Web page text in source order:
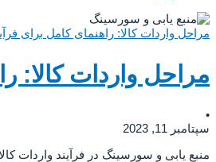
مراحل واردات کالا: راهنمای کامل برای
مراحل واردات کالا:
•
سپتامبر 11, 2023
منبع یابی و سورسینگ در فرآیند واردات